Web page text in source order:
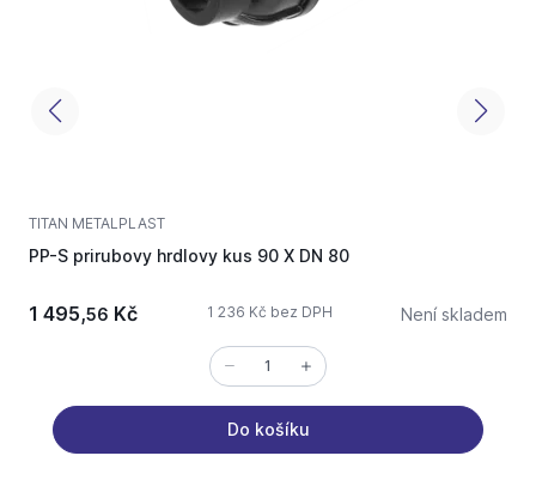
TITAN METALPLAST
PP-S prirubovy hrdlovy kus 90 X DN 80
1 495,56 Kč 1 236 Kč bez DPH Není skladem
Do košíku